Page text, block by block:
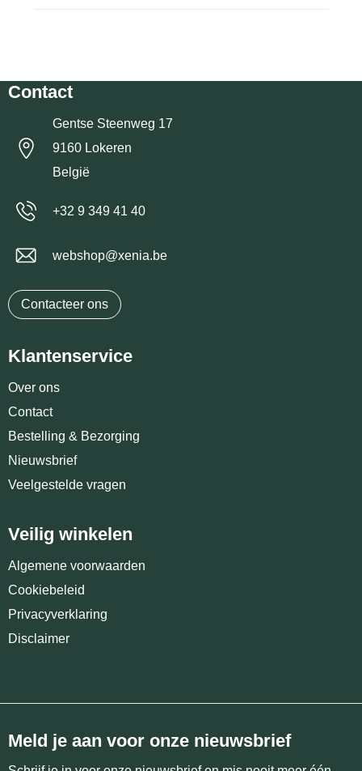
Contact
Gentse Steenweg 17
9160 Lokeren
België
+32 9 349 41 40
webshop@xenia.be
Contacteer ons
Klantenservice
Over ons
Contact
Bestelling & Bezorging
Nieuwsbrief
Veelgestelde vragen
Veilig winkelen
Algemene voorwaarden
Cookiebeleid
Privacyverklaring
Disclaimer
Meld je aan voor onze nieuwsbrief